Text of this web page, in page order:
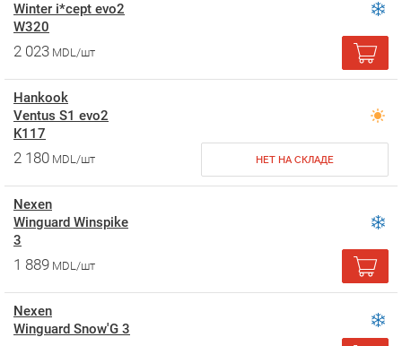
Winter i*cept evo2
W320
2 023 MDL/шт
Hankook
Ventus S1 evo2
K117
2 180 MDL/шт НЕТ НА СКЛАДЕ
Nexen
Winguard Winspike
3
1 889 MDL/шт
Nexen
Winguard Snow'G 3